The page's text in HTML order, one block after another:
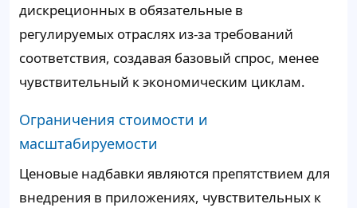
дискреционных в обязательные в
регулируемых отраслях из-за требований
соответствия, создавая базовый спрос, менее
чувствительный к экономическим циклам.
Ограничения стоимости и
масштабируемости
Ценовые надбавки являются препятствием для
внедрения в приложениях, чувствительных к